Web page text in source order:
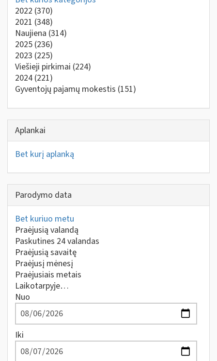
2022 (370)
2021 (348)
Naujiena (314)
2025 (236)
2023 (225)
Viešieji pirkimai (224)
2024 (221)
Gyventojų pajamų mokestis (151)
Aplankai
Bet kurį aplanką
Parodymo data
Bet kuriuo metu
Praėjusią valandą
Paskutines 24 valandas
Praėjusią savaitę
Praėjusį mėnesį
Praėjusiais metais
Laikotarpyje…
Nuo
Iki